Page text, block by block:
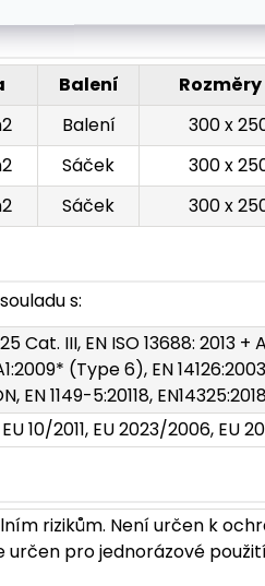
Balení
Balení 300 x
Sáček 300 x
Sáček 300 x
s:
Cat. III, EN ISO 13688: 2013 +
(Type 6), EN
EN 1149-5:20118,
10/2011, EU 2023/2006, EU
rizikům. Není určen k
pro jednorázové